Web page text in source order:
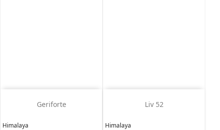
Geriforte
Himalaya
Liv 52
Himalaya